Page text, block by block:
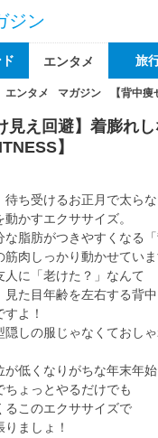
ジン
エンタメ 旅
エンタメ マガジン 【背中
見え回避】着膨れ
】
ち受けるお正月で太ら
かすエクササイズ。
脂肪がつきやすくなる「
肉しっかり動かせていま
に「老けた？」なんて
た目年齢を左右する背
よ！
隠しの服じゃなくておし
が低くなりがちな年末年
ょっとやるだけでも
るこのエクササイズで
ましょ！